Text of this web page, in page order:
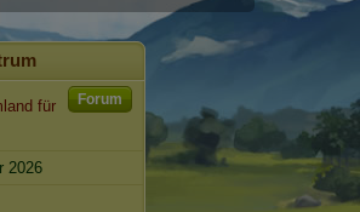
Forum
für
2026